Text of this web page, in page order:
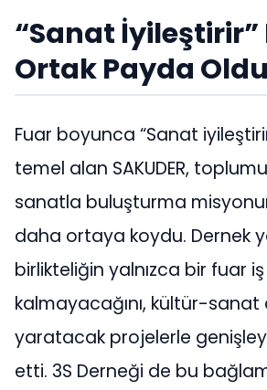
“Sanat
Ortak Payda Oldu
Fuar boyunca “Sanat
temel alan SAKUDER,
sanatla buluşturma
daha ortaya koydu. Dernek
birlikteliğin yalnızca bir fuar iş
kalmayacağını, kültür-sanat
yaratacak projelerle
etti. 3S Derneği de bu